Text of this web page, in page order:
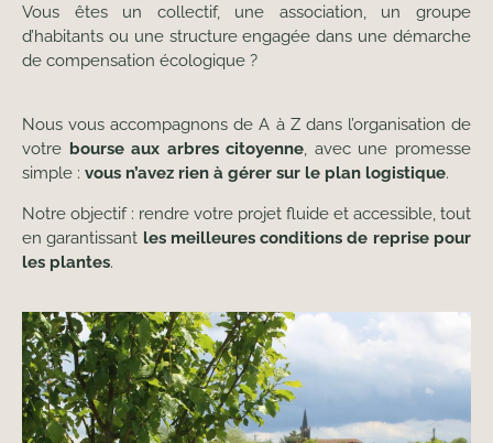
Vous êtes un collectif, une association, un groupe
d’habitants ou une structure engagée dans une démarche
de compensation écologique ?
Nous vous accompagnons de A à Z dans l’organisation de
votre bourse aux arbres citoyenne, avec une promesse
simple : vous n’avez rien à gérer sur le plan logistique.
Notre objectif : rendre votre projet fluide et accessible, tout
en garantissant les meilleures conditions de reprise pour
les plantes.